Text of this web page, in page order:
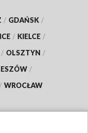
/ GDAŃSK /
/ KIELCE /
/ OLSZTYN /
/
/ WROCŁAW